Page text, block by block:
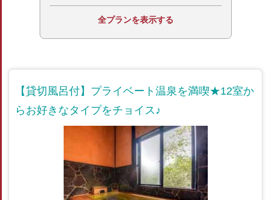
全プランを表示する
【貸切風呂付】プライベート温泉を満喫★12室か
らお好きなタイプをチョイス♪